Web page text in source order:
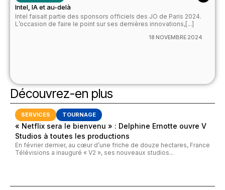
Intel, IA et au-delà
Intel faisait partie des sponsors officiels des JO de Paris 2024.
L’occasion de faire le point sur ses dernières innovations,[...]
18 NOVEMBRE 2024
Découvrez-en plus
SERVICES TOURNAGE
« Netflix sera le bienvenu » : Delphine Ernotte ouvre V
Studios à toutes les productions
En février dernier, au cœur d’une friche de douze hectares, France
Télévisions a inauguré « V2 », ses nouveaux studios...